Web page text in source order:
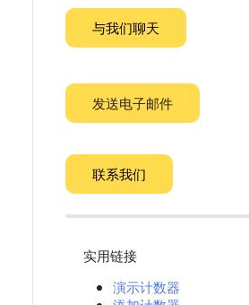
与我们聊天
发送电子邮件
联系我们
实用链接
演示计数器